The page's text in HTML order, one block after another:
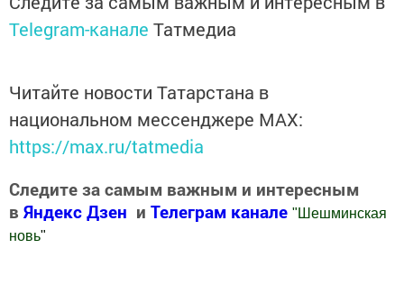
Telegram-канале Татмедиа
Читайте новости Татарстана в
национальном мессенджере MАХ:
https://max.ru/tatmedia
Следите за самым важным и интересным
в Яндекс Дзен и Телеграм канале " Шешминская
новь"